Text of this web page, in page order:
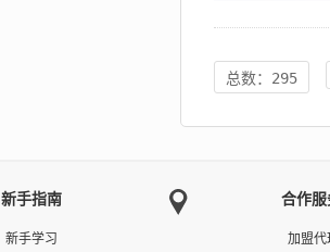
总数：295
新手指南
新手学习
合作服
加盟代